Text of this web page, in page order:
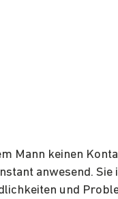
Mann keinen
anwesend.
und